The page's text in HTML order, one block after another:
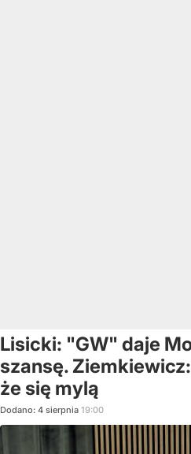
Lisicki: "GW" daje
szansę.
że się mylą
Dodano: 4 sierpnia 19:00